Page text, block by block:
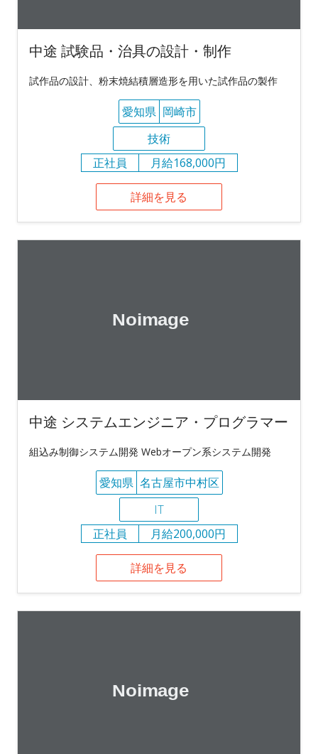
中途 試験品・治具の設計・制作
試作品の設計、粉末焼結積層造形を用いた試作品の製作
愛知県 岡崎市
技術
正社員
月給168,000円
詳細を見る
中途 システムエンジニア・プログラマー
組込み制御システム開発 Webオープン系システム開発
愛知県 名古屋市中村区
IT
正社員
月給200,000円
詳細を見る